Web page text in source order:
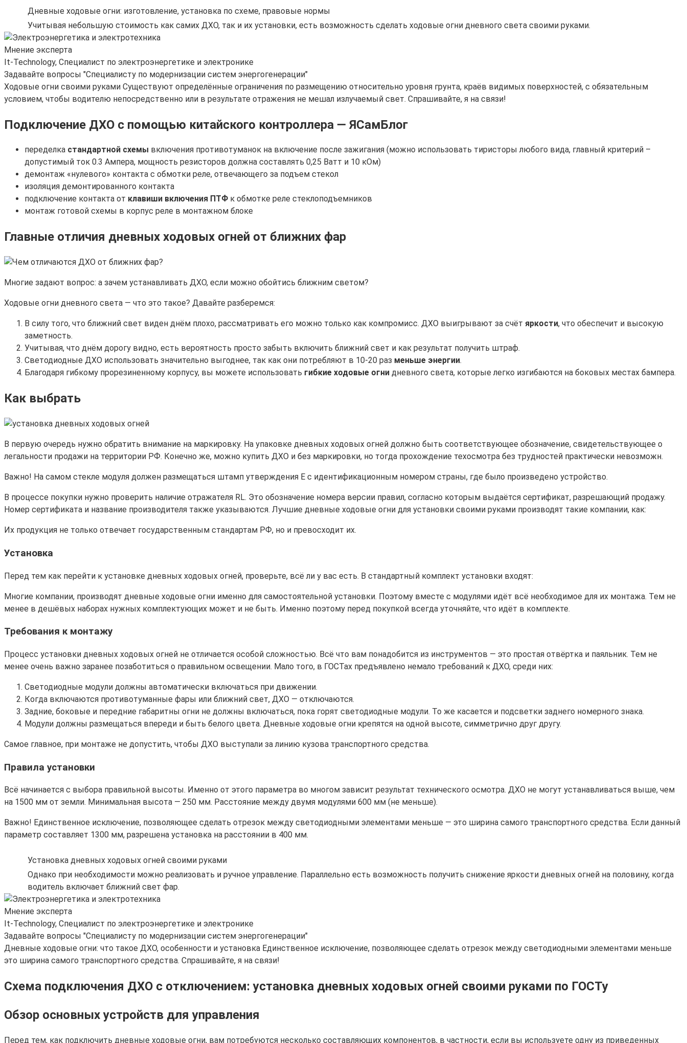
Дневные ходовые огни: изготовление, установка по схеме, правовые нормы
Учитывая небольшую стоимость как самих ДХО, так и их установки, есть возможность сделать ходовые огни дневного света своими руками.
Мнение эксперта
It-Technology, Cпециалист по электроэнергетике и электронике
Задавайте вопросы "Специалисту по модернизации систем энергогенерации"
Ходовые огни своими руками Существуют определённые ограничения по размещению относительно уровня грунта, краёв видимых поверхностей, с обязательным
условием, чтобы водителю непосредственно или в результате отражения не мешал излучаемый свет. Спрашивайте, я на связи!
Подключение ДХО с помощью китайского контроллера — ЯСамБлог
переделка стандартной схемы включения противотуманок на включение после зажигания (можно использовать тиристоры любого вида, главный критерий –
допустимый ток 0.3 Ампера, мощность резисторов должна составлять 0,25 Ватт и 10 кОм)
демонтаж «нулевого» контакта с обмотки реле, отвечающего за подъем стекол
изоляция демонтированного контакта
подключение контакта от клавиши включения ПТФ к обмотке реле стеклоподъемников
монтаж готовой схемы в корпус реле в монтажном блоке
Главные отличия дневных ходовых огней от ближних фар
Многие задают вопрос: а зачем устанавливать ДХО, если можно обойтись ближним светом?
Ходовые огни дневного света — что это такое? Давайте разберемся:
В силу того, что ближний свет виден днём плохо, рассматривать его можно только как компромисс. ДХО выигрывают за счёт яркости, что обеспечит и высокую
заметность.
Учитывая, что днём дорогу видно, есть вероятность просто забыть включить ближний свет и как результат получить штраф.
Светодиодные ДХО использовать значительно выгоднее, так как они потребляют в 10-20 раз меньше энергии.
Благодаря гибкому прорезиненному корпусу, вы можете использовать гибкие ходовые огни дневного света, которые легко изгибаются на боковых местах бампера.
Как выбрать
В первую очередь нужно обратить внимание на маркировку. На упаковке дневных ходовых огней должно быть соответствующее обозначение, свидетельствующее о
легальности продажи на территории РФ. Конечно же, можно купить ДХО и без маркировки, но тогда прохождение техосмотра без трудностей практически невозможн.
Важно! На самом стекле модуля должен размещаться штамп утверждения Е с идентификационным номером страны, где было произведено устройство.
В процессе покупки нужно проверить наличие отражателя RL. Это обозначение номера версии правил, согласно которым выдаётся сертификат, разрешающий продажу.
Номер сертификата и название производителя также указываются. Лучшие дневные ходовые огни для установки своими руками производят такие компании, как:
Их продукция не только отвечает государственным стандартам РФ, но и превосходит их.
Установка
Перед тем как перейти к установке дневных ходовых огней, проверьте, всё ли у вас есть. В стандартный комплект установки входят:
Многие компании, производят дневные ходовые огни именно для самостоятельной установки. Поэтому вместе с модулями идёт всё необходимое для их монтажа. Тем не
менее в дешёвых наборах нужных комплектующих может и не быть. Именно поэтому перед покупкой всегда уточняйте, что идёт в комплекте.
Требования к монтажу
Процесс установки дневных ходовых огней не отличается особой сложностью. Всё что вам понадобится из инструментов — это простая отвёртка и паяльник. Тем не
менее очень важно заранее позаботиться о правильном освещении. Мало того, в ГОСТах предъявлено немало требований к ДХО, среди них:
Светодиодные модули должны автоматически включаться при движении.
Когда включаются противотуманные фары или ближний свет, ДХО — отключаются.
Задние, боковые и передние габаритны огни не должны включаться, пока горят светодиодные модули. То же касается и подсветки заднего номерного знака.
Модули должны размещаться впереди и быть белого цвета. Дневные ходовые огни крепятся на одной высоте, симметрично друг другу.
Самое главное, при монтаже не допустить, чтобы ДХО выступали за линию кузова транспортного средства.
Правила установки
Всё начинается с выбора правильной высоты. Именно от этого параметра во многом зависит результат технического осмотра. ДХО не могут устанавливаться выше, чем
на 1500 мм от земли. Минимальная высота — 250 мм. Расстояние между двумя модулями 600 мм (не меньше).
Важно! Единственное исключение, позволяющее сделать отрезок между светодиодными элементами меньше — это ширина самого транспортного средства. Если данный
параметр составляет 1300 мм, разрешена установка на расстоянии в 400 мм.
Установка дневных ходовых огней своими руками
Однако при необходимости можно реализовать и ручное управление. Параллельно есть возможность получить снижение яркости дневных огней на половину, когда
водитель включает ближний свет фар.
Мнение эксперта
It-Technology, Cпециалист по электроэнергетике и электронике
Задавайте вопросы "Специалисту по модернизации систем энергогенерации"
Дневные ходовые огни: что такое ДХО, особенности и установка Единственное исключение, позволяющее сделать отрезок между светодиодными элементами меньше
это ширина самого транспортного средства. Спрашивайте, я на связи!
Схема подключения ДХО с отключением: установка дневных ходовых огней своими руками по ГОСТу
Обзор основных устройств для управления
Перед тем, как подключить дневные ходовые огни, вам потребуются несколько составляющих компонентов, в частности, если вы используете одну из приведенных